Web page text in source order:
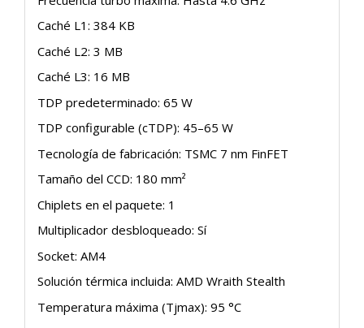
Caché L1: 384 KB
Caché L2: 3 MB
Caché L3: 16 MB
TDP predeterminado: 65 W
TDP configurable (cTDP): 45–65 W
Tecnología de fabricación: TSMC 7 nm FinFET
Tamaño del CCD: 180 mm²
Chiplets en el paquete: 1
Multiplicador desbloqueado: Sí
Socket: AM4
Solución térmica incluida: AMD Wraith Stealth
Temperatura máxima (Tjmax): 95 °C